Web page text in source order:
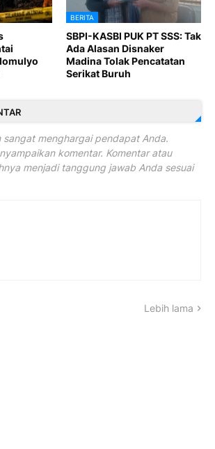
BERITA
SBPI-KASBI PUK PT SSS: Tak
Ada Alasan Disnaker
Madina Tolak Pencatatan
Serikat Buruh
sangat menghargai pendapat Anda.
komentar. Komentar atau
menjadi tanggung jawab Anda sesuai
Lebih lama